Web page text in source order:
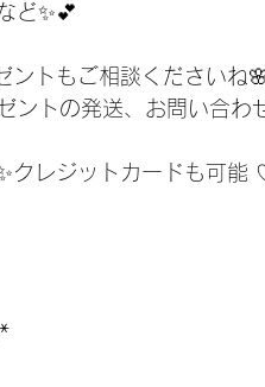
ど✨💕
ントもご相談くださいね
ントの発送、お問い合わ
クレジットカードも可能